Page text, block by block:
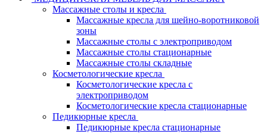
Массажные столы и кресла
Массажные кресла для шейно-воротниковой
зоны
Массажные столы с электроприводом
Массажные столы стационарные
Массажные столы складные
Косметологические кресла
Косметологические кресла с
электроприводом
Косметологические кресла стационарные
Педикюрные кресла
Педикюрные кресла стационарные